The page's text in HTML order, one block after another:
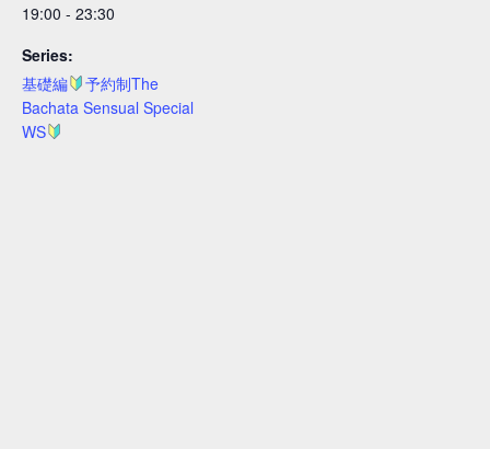
19:00 - 23:30
Series:
基礎編
予約制The
Bachata Sensual Special
WS